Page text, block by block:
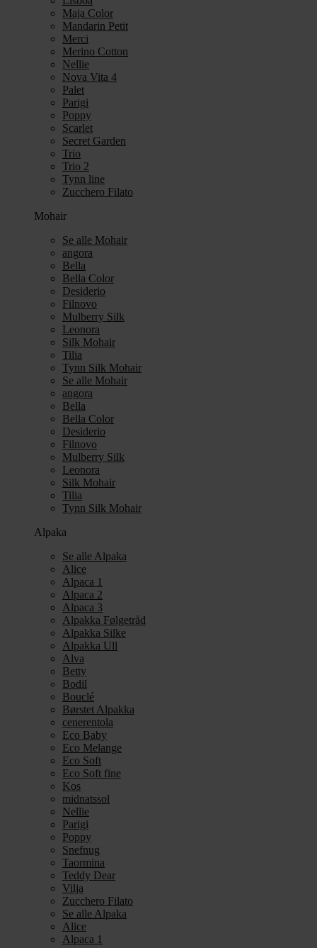
Maja Color
Mandarin Petit
Merci
Merino Cotton
Nellie
Nova Vita 4
Palet
Parigi
Poppy
Scarlet
Secret Garden
Trio
Trio 2
Tynn line
Zucchero Filato
Mohair
Se alle Mohair
angora
Bella
Bella Color
Desiderio
Filnovo
Mulberry Silk
Leonora
Silk Mohair
Tilia
Tynn Silk Mohair
Se alle Mohair
angora
Bella
Bella Color
Desiderio
Filnovo
Mulberry Silk
Leonora
Silk Mohair
Tilia
Tynn Silk Mohair
Alpaka
Se alle Alpaka
Alice
Alpaca 1
Alpaca 2
Alpaca 3
Alpakka Følgetråd
Alpakka Silke
Alpakka Ull
Alva
Betty
Bodil
Bouclé
Børstet Alpakka
cenerentola
Eco Baby
Eco Melange
Eco Soft
Eco Soft fine
Kos
midnatssol
Nellie
Parigi
Poppy
Snefnug
Taormina
Teddy Dear
Vilja
Zucchero Filato
Se alle Alpaka
Alice
Alpaca 1